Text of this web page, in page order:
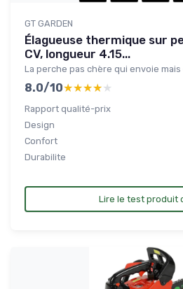
GT GARDEN
Élagueuse thermique sur
CV, longueur 4.15...
La perche pas chère qui envoie
8.0/10★★★★★
★★★★★
Rapport qualité-prix
Design
Confort
Durabilite
Lire le test produit